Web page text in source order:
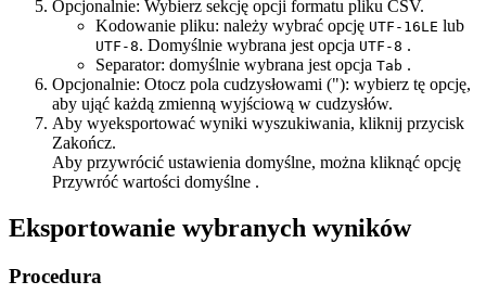
Opcjonalnie: Wybierz sekcję opcji formatu pliku CSV.
Kodowanie pliku: należy wybrać opcję UTF-16LE lub
UTF-8. Domyślnie wybrana jest opcja UTF-8 .
Separator: domyślnie wybrana jest opcja Tab .
Opcjonalnie: Otocz pola cudzysłowami ("): wybierz tę opcję,
aby ująć każdą zmienną wyjściową w cudzysłów.
Aby wyeksportować wyniki wyszukiwania, kliknij przycisk
Zakończ.
Aby przywrócić ustawienia domyślne, można kliknąć opcję
Przywróć wartości domyślne .
Eksportowanie wybranych wyników
Procedura